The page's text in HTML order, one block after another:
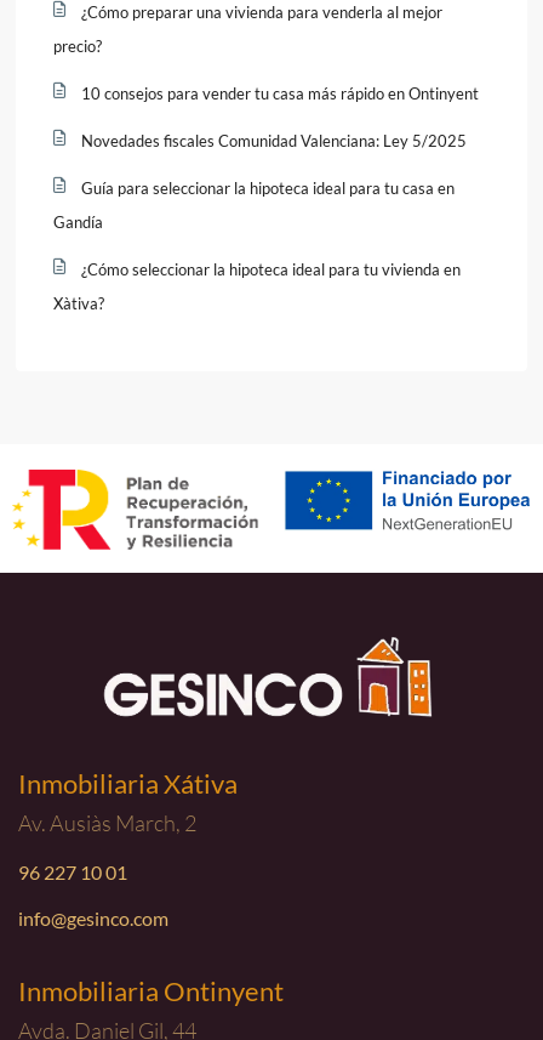
¿Cómo preparar una vivienda para venderla al mejor
precio?
10 consejos para vender tu casa más rápido en Ontinyent
Novedades fiscales Comunidad Valenciana: Ley 5/2025
Guía para seleccionar la hipoteca ideal para tu casa en
Gandía
¿Cómo seleccionar la hipoteca ideal para tu vivienda en
Xàtiva?
Inmobiliaria Xátiva
Av. Ausiàs March, 2
96 227 10 01
info@gesinco.com
Inmobiliaria Ontinyent
Avda. Daniel Gil, 44